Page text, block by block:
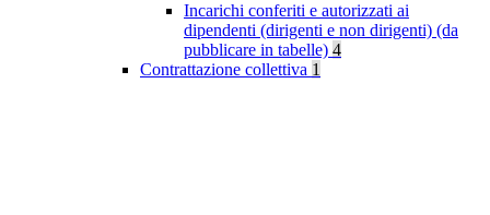
Incarichi conferiti e autorizzati ai
dipendenti (dirigenti e non dirigenti) (da
pubblicare in tabelle) 4
Contrattazione collettiva 1